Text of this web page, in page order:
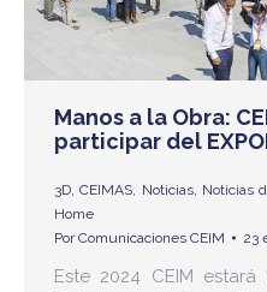
Manos a la Obra:
participar del
3D ,CEIMAS Noticias, Noticias
Home
PorComunicaciones CEIM 23
Este 2024 CEIM